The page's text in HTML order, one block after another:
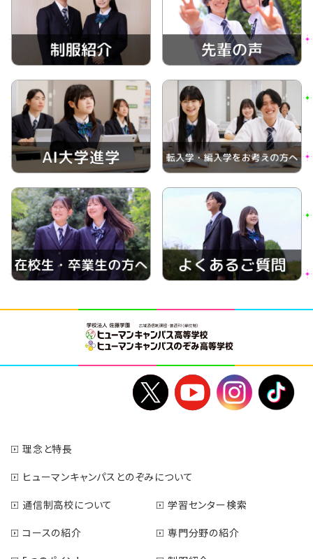
理念と特長
ヒューマンキャンパスとのぞみについて
通信制高校について
学習センター検索
コースの紹介
専門分野の紹介